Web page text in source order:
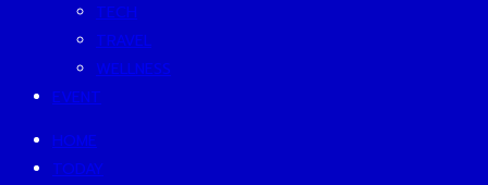
TECH
TRAVEL
WELLNESS
EVENT
HOME
TODAY